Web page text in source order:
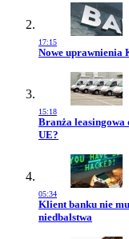
17:15
Przejdź do
Nowe uprawnienia
15:18
Przejdź do
Branża leasingowa
UE?
05:34
Przejdź do
Klient banku nie
niedbalstwa